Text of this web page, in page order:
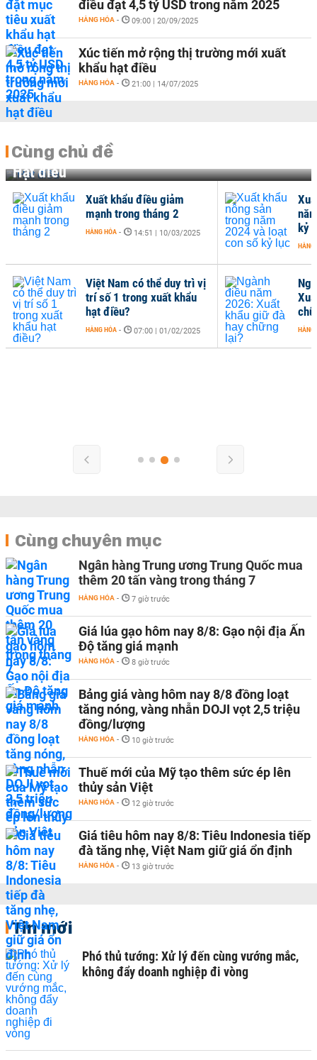
điều đạt 4,5 tỷ USD trong năm 2025
HÀNG HÓA - 09:00 | 20/09/2025
Xúc tiến mở rộng thị trường mới xuất
khẩu hạt điều
HÀNG HÓA - 21:00 | 14/07/2025
Cùng chủ đề
Hạt điều
HÀNG
Xuất khẩu điều giảm
mạnh trong tháng 2
HÀNG HÓA - 14:51 | 10/03/2025
Việt Nam có thể duy trì vị
trí số 1 trong xuất khẩu
hạt điều?
HÀNG HÓA - 07:00 | 01/02/2025
kỷ
HÀNG
Cùng chuyên mục
Ngân hàng Trung ương Trung Quốc mua
thêm 20 tấn vàng trong tháng 7
HÀNG HÓA - 7 giờ trước
Giá lúa gạo hôm nay 8/8: Gạo nội địa Ấn
Độ tăng giá mạnh
HÀNG HÓA - 8 giờ trước
Bảng giá vàng hôm nay 8/8 đồng loạt
tăng nóng, vàng nhẫn DOJI vọt 2,5 triệu
đồng/lượng
HÀNG HÓA - 10 giờ trước
Thuế mới của Mỹ tạo thêm sức ép lên
thủy sản Việt
HÀNG HÓA - 12 giờ trước
Giá tiêu hôm nay 8/8: Tiêu Indonesia tiếp
đà tăng nhẹ, Việt Nam giữ giá ổn định
HÀNG HÓA - 13 giờ trước
Tin mới
Phó thủ tướng: Xử lý đến cùng vướng mắc,
không đẩy doanh nghiệp đi vòng